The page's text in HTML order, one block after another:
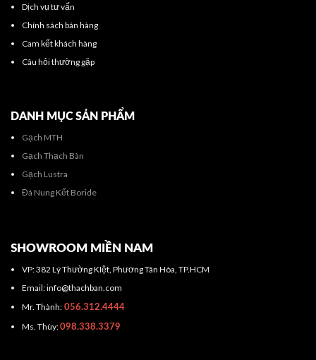
Dịch vụ tư vấn
Chính sách bán hàng
Cam kết khách hàng
Câu hỏi thường gặp
DANH MỤC SẢN PHẨM
Gạch MTH
Gạch Thạch Bàn
Gạch Lustra
Đá Nung Kết Boride
SHOWROOM MIỀN NAM
VP: 382 Lý Thường KIệt, Phương Tân Hòa, TP.HCM
Email: info@thachban.com
Mr. Thành:056.312.4444
Ms. Thùy:098.338.3379